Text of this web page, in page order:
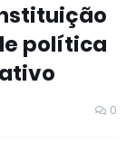
política
0